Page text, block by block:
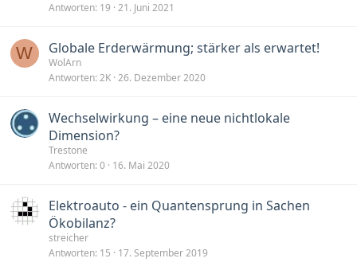
Antworten 19 21. Juni 2021
W Globale Erderwärmung; stärker als erwartet!
WolArn
Antworten 2K 26. Dezember 2020
Wechselwirkung – eine neue nichtlokale
Dimension?
Trestone
Antworten 0 16. Mai 2020
Elektroauto - ein Quantensprung in Sachen
Ökobilanz?
streicher
Antworten 15 17. September 2019